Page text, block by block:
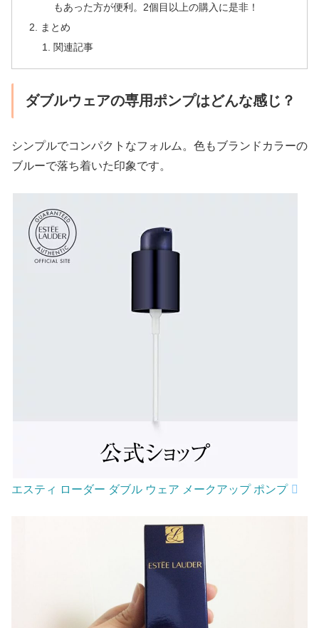
もあった方が便利。2個目以上の購入に是非！
まとめ
関連記事
ダブルウェアの専用ポンプはどんな感じ？
シンプルでコンパクトなフォルム。色もブランドカラーの
ブルーで落ち着いた印象です。
エスティ ローダー ダブル ウェア メークアップ ポンプ